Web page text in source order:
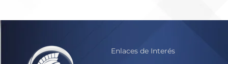
Enlaces de Interés